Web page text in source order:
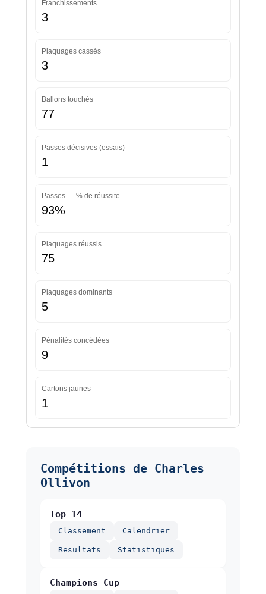
Franchissements
3
Plaquages cassés
3
Ballons touchés
77
Passes décisives (essais)
1
Passes — % de réussite
93%
Plaquages réussis
75
Plaquages dominants
5
Pénalités concédées
9
Cartons jaunes
1
Compétitions de Charles
Ollivon
Top 14
Classement Calendrier
Resultats Statistiques
Champions Cup